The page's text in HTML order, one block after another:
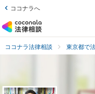
ココナラへ
ココナラ法律相談 東京都で